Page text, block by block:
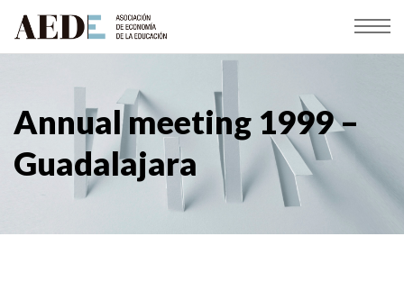
Annual meeting 1999 –
Guadalajara